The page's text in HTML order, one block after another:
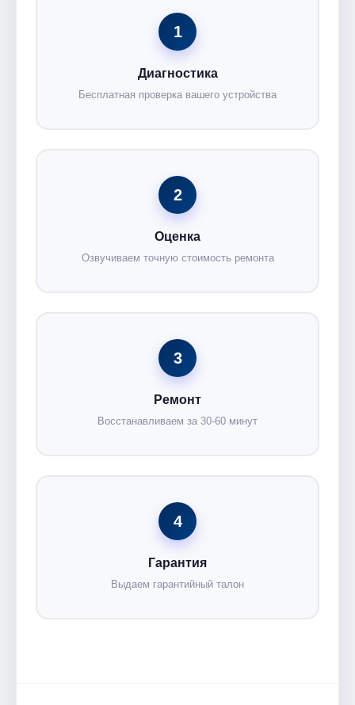
1
Диагностика
Бесплатная проверка вашего устройства
2
Оценка
Озвучиваем точную стоимость ремонта
3
Ремонт
Восстанавливаем за 30-60 минут
4
Гарантия
Выдаем гарантийный талон